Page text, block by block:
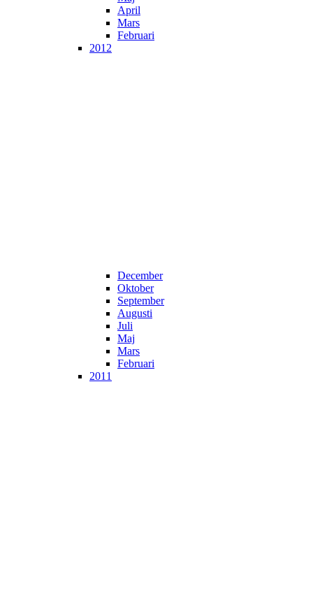
April
Mars
Februari
2012
December
Oktober
September
Augusti
Juli
Maj
Mars
Februari
2011